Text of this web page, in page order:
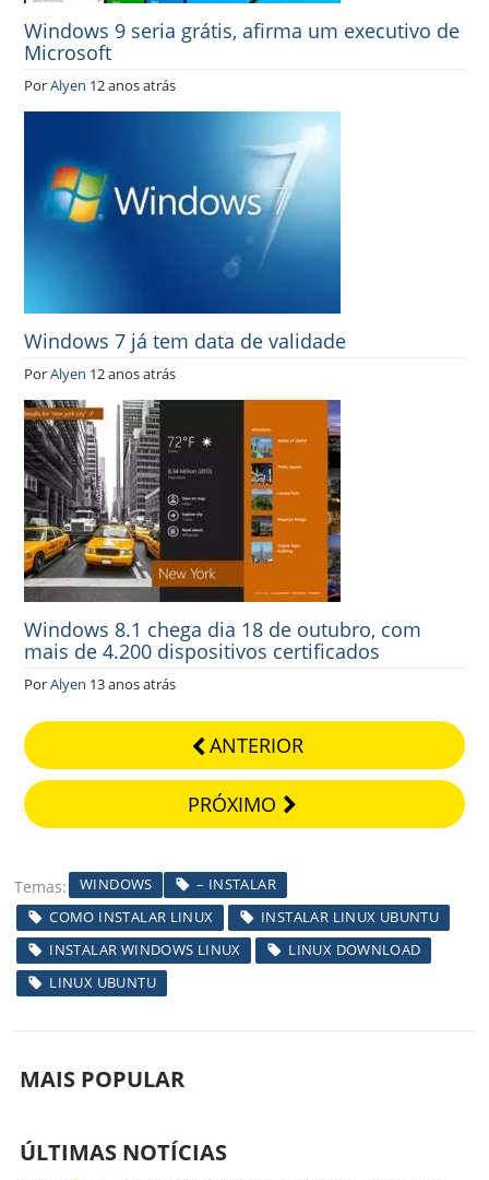
Windows 9 seria grátis, afirma um executivo de
Microsoft
PorAlyen 12 anos atrás
Windows 7 já tem data de validade
PorAlyen 12 anos atrás
Windows 8.1 chega dia 18 de outubro, com
mais de 4.200 dispositivos certificados
PorAlyen 13 anos atrás
ANTERIOR
PRÓXIMO
Temas WINDOWS
– INSTALAR
COMO INSTALAR LINUX
INSTALAR LINUX UBUNTU
INSTALAR WINDOWS LINUX
LINUX DOWNLOAD
LINUX UBUNTU
MAIS POPULAR
ÚLTIMAS NOTÍCIAS